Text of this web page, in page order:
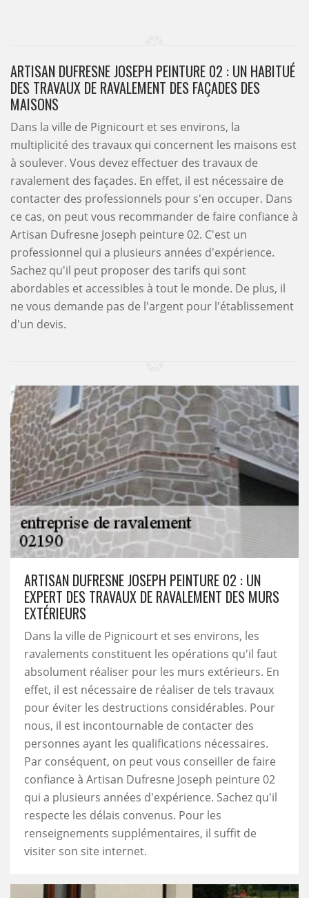
ARTISAN DUFRESNE JOSEPH PEINTURE 02 : UN HABITUÉ
DES TRAVAUX DE RAVALEMENT DES FAÇADES DES
MAISONS
Dans la ville de Pignicourt et ses environs, la
multiplicité des travaux qui concernent les maisons est
à soulever. Vous devez effectuer des travaux de
ravalement des façades. En effet, il est nécessaire de
contacter des professionnels pour s'en occuper. Dans
ce cas, on peut vous recommander de faire confiance à
Artisan Dufresne Joseph peinture 02. C'est un
professionnel qui a plusieurs années d'expérience.
Sachez qu'il peut proposer des tarifs qui sont
abordables et accessibles à tout le monde. De plus, il
ne vous demande pas de l'argent pour l'établissement
d'un devis.
ARTISAN DUFRESNE JOSEPH PEINTURE 02 : UN
EXPERT DES TRAVAUX DE RAVALEMENT DES MURS
EXTÉRIEURS
Dans la ville de Pignicourt et ses environs, les
ravalements constituent les opérations qu'il faut
absolument réaliser pour les murs extérieurs. En
effet, il est nécessaire de réaliser de tels travaux
pour éviter les destructions considérables. Pour
nous, il est incontournable de contacter des
personnes ayant les qualifications nécessaires.
Par conséquent, on peut vous conseiller de faire
confiance à Artisan Dufresne Joseph peinture 02
qui a plusieurs années d'expérience. Sachez qu'il
respecte les délais convenus. Pour les
renseignements supplémentaires, il suffit de
visiter son site internet.